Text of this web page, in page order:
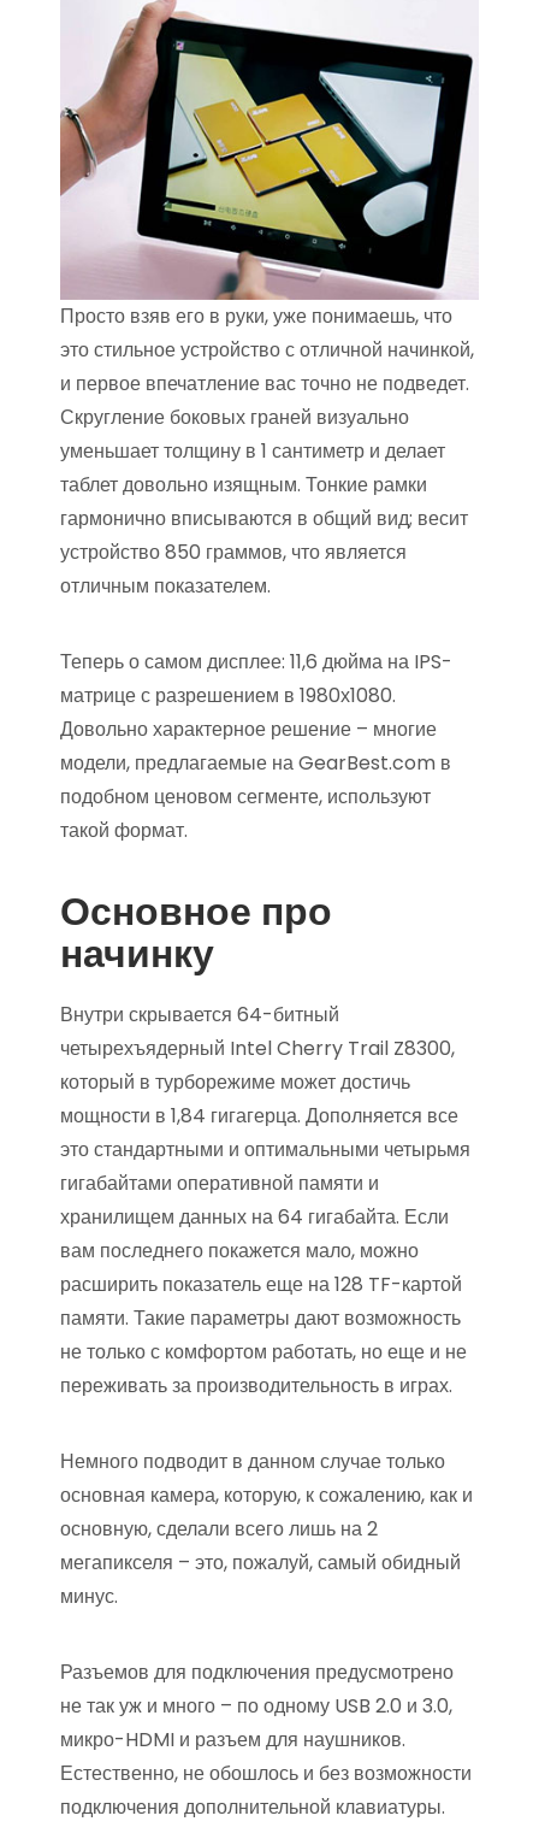
Просто взяв его в руки, уже понимаешь, что
это стильное устройство с отличной начинкой,
и первое впечатление вас точно не подведет.
Скругление боковых граней визуально
уменьшает толщину в 1 сантиметр и делает
таблет довольно изящным. Тонкие рамки
гармонично вписываются в общий вид; весит
устройство 850 граммов, что является
отличным показателем.
Теперь о самом дисплее: 11,6 дюйма на IPS-
матрице с разрешением в 1980х1080.
Довольно характерное решение – многие
модели, предлагаемые на GearBest.com в
подобном ценовом сегменте, используют
такой формат.
Основное про
начинку
Внутри скрывается 64-битный
четырехъядерный Intel Cherry Trail Z8300,
который в турборежиме может достичь
мощности в 1,84 гигагерца. Дополняется все
это стандартными и оптимальными четырьмя
гигабайтами оперативной памяти и
хранилищем данных на 64 гигабайта. Если
вам последнего покажется мало, можно
расширить показатель еще на 128 TF-картой
памяти. Такие параметры дают возможность
не только с комфортом работать, но еще и не
переживать за производительность в играх.
Немного подводит в данном случае только
основная камера, которую, к сожалению, как и
основную, сделали всего лишь на 2
мегапикселя – это, пожалуй, самый обидный
минус.
Разъемов для подключения предусмотрено
не так уж и много – по одному USB 2.0 и 3.0,
микро-HDMI и разъем для наушников.
Естественно, не обошлось и без возможности
подключения дополнительной клавиатуры.